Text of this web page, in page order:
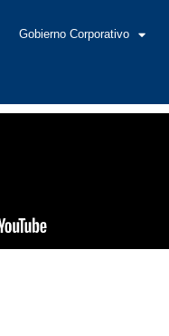
Gobierno Corporativo